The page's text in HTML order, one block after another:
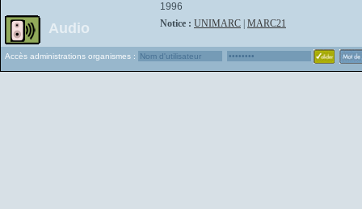
Audio
1996
Notice : UNIMARC MARC21
Accès administrations organismes :